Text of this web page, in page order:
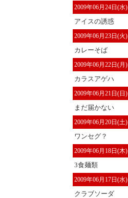
2009年06月24日(水)
アイスの誘惑
2009年06月23日(火)
カレーそば
2009年06月22日(月)
カラスアゲハ
2009年06月21日(日)
まだ届かない
2009年06月20日(土)
ワンセグ？
2009年06月18日(木)
3食麺類
2009年06月17日(水)
クラブソーダ